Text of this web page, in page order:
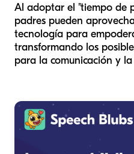
Al adoptar el "tiempo de
padres pueden
tecnología para
transformando los
para la comunicación y